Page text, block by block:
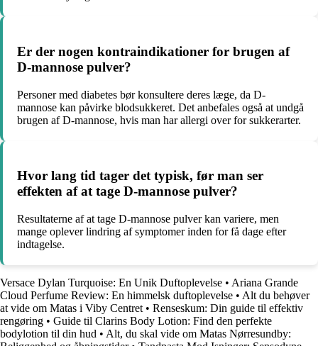
Er der nogen kontraindikationer for brugen af
D-mannose pulver?
Personer med diabetes bør konsultere deres læge, da D-
mannose kan påvirke blodsukkeret. Det anbefales også at undgå
brugen af D-mannose, hvis man har allergi over for sukkerarter.
Hvor lang tid tager det typisk, før man ser
effekten af at tage D-mannose pulver?
Resultaterne af at tage D-mannose pulver kan variere, men
mange oplever lindring af symptomer inden for få dage efter
indtagelse.
Versace Dylan Turquoise: En Unik Duftoplevelse • Ariana Grande
Cloud Perfume Review: En himmelsk duftoplevelse • Alt du behøver
at vide om Matas i Viby Centret • Renseskum: Din guide til effektiv
rengøring • Guide til Clarins Body Lotion: Find den perfekte
bodylotion til din hud • Alt, du skal vide om Matas Nørresundby: